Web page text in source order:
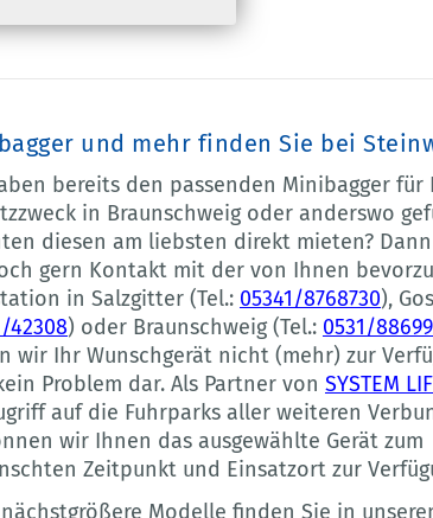
und mehr finden Sie bei
bereits den passenden Minibagger für
in Braunschweig oder anderswo
diesen am liebsten direkt mieten?
gern Kontakt mit der von Ihnen
in Salzgitter (Tel.: 05341/8768730),
42308) oder Braunschweig (Tel.: 0531/
wir Ihr Wunschgerät nicht (mehr) zur
Problem dar. Als Partner von SYSTEM
auf die Fuhrparks aller weiteren
wir Ihnen das ausgewählte Gerät zum
Zeitpunkt und Einsatzort zur
Modelle finden Sie in